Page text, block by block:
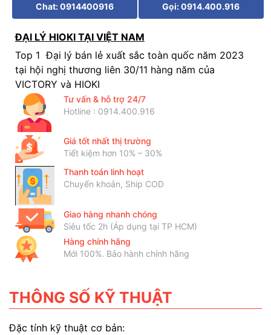
Chat: 0914400916
Gọi: 0914.400.916
ĐẠI LÝ HIOKI TẠI VIỆT NAM
Top 1 Đại lý bán lẻ xuất sắc toàn quốc năm 2023
tại hội nghị thương liên 30/11 hàng năm của
VICTORY và HIOKI
Tư vấn & hỗ trợ 24/7
Hotline : 0914.400.916
Giá tốt nhất thị trường
Tiết kiệm hơn 10% – 30%
Thanh toán linh hoạt
Chuyển khoản, Ship COD
Giao hàng nhanh chóng
Siêu tốc 2h (Áp dụng tại TP HCM)
Hàng chính hãng
Mới 100%. Bảo hành chính hãng
THÔNG SỐ KỸ THUẬT
Đặc tính kỹ thuật cơ bản: